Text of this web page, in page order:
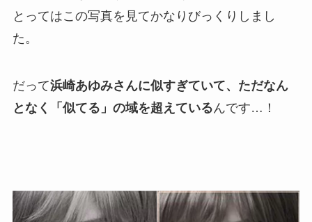
とってはこの写真を見てかなりびっくりしまし
た。
だって浜崎あゆみさんに似すぎていて、ただなん
となく「似てる」の域を超えているんです…！